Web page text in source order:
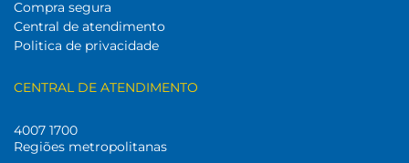
Compra segura
Central de atendimento
Politica de privacidade
CENTRAL DE ATENDIMENTO
4007 1700
Regiões metropolitanas